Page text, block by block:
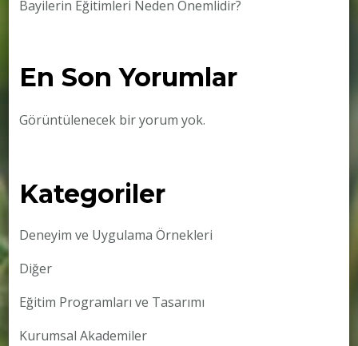
Bayilerin Eğitimleri Neden Önemlidir?
En Son Yorumlar
Görüntülenecek bir yorum yok.
Kategoriler
Deneyim ve Uygulama Örnekleri
Diğer
Eğitim Programları ve Tasarımı
Kurumsal Akademiler